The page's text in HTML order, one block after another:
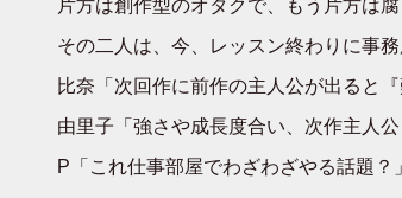
片方は創作型のオタクで、もう片方は
その二人は、今、レッスン終わりに事
比奈「次回作に前作の主人公が出ると
由里子「強さや成長度合い、次作主人
P「これ仕事部屋でわざわざやる話題？」